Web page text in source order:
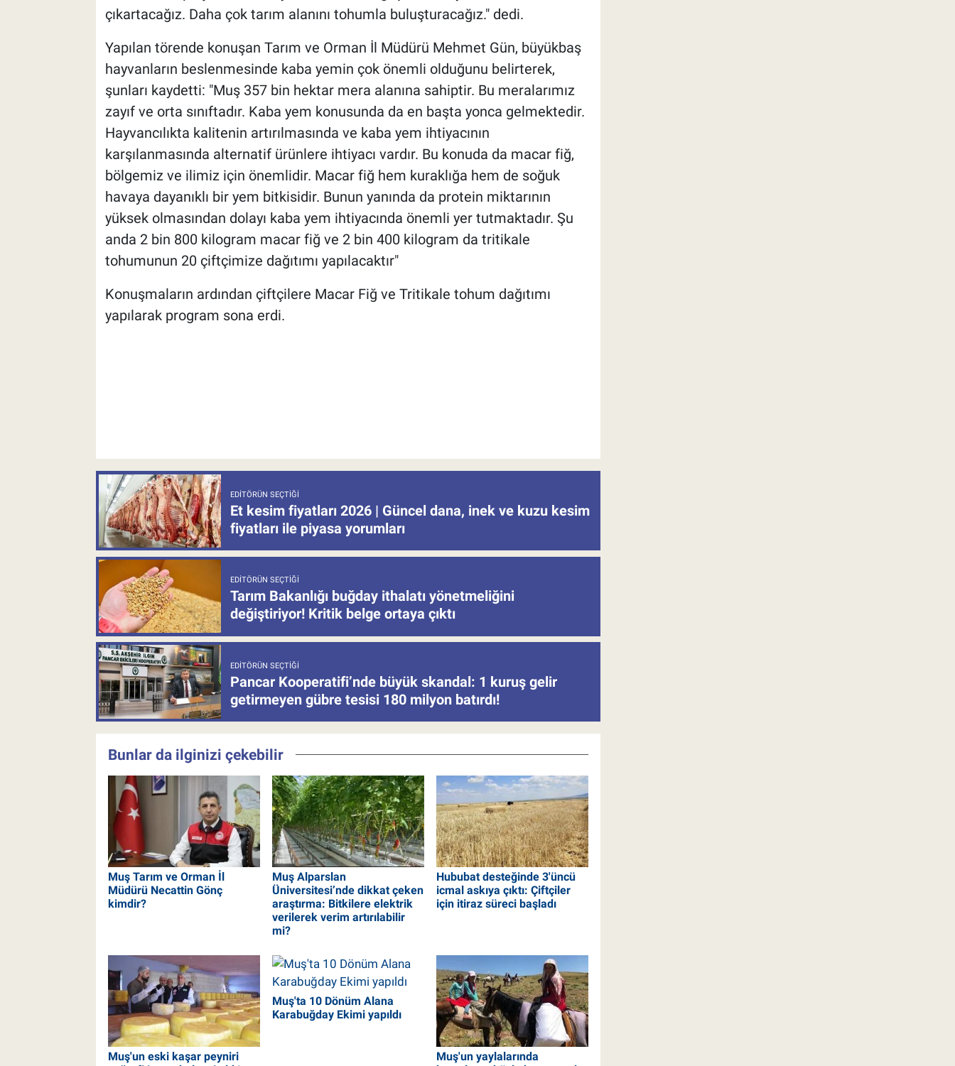
çıkartacağız. Daha çok tarım alanını tohumla buluşturacağız." dedi.
Yapılan törende konuşan Tarım ve Orman İl Müdürü Mehmet Gün, büyükbaş
hayvanların beslenmesinde kaba yemin çok önemli olduğunu belirterek,
şunları kaydetti: "Muş 357 bin hektar mera alanına sahiptir. Bu meralarımız
zayıf ve orta sınıftadır. Kaba yem konusunda da en başta yonca gelmektedir.
Hayvancılıkta kalitenin artırılmasında ve kaba yem ihtiyacının
karşılanmasında alternatif ürünlere ihtiyacı vardır. Bu konuda da macar fiğ,
bölgemiz ve ilimiz için önemlidir. Macar fiğ hem kuraklığa hem de soğuk
havaya dayanıklı bir yem bitkisidir. Bunun yanında da protein miktarının
yüksek olmasından dolayı kaba yem ihtiyacında önemli yer tutmaktadır. Şu
anda 2 bin 800 kilogram macar fiğ ve 2 bin 400 kilogram da tritikale
tohumunun 20 çiftçimize dağıtımı yapılacaktır"
Konuşmaların ardından çiftçilere Macar Fiğ ve Tritikale tohum dağıtımı
yapılarak program sona erdi.
EDITÖRÜN SEÇTIĞI
Et kesim fiyatları 2026 | Güncel dana, inek ve kuzu kesim
fiyatları ile piyasa yorumları
EDITÖRÜN SEÇTIĞI
Tarım Bakanlığı buğday ithalatı yönetmeliğini
değiştiriyor! Kritik belge ortaya çıktı
EDITÖRÜN SEÇTIĞI
Pancar Kooperatifi’nde büyük skandal: 1 kuruş gelir
getirmeyen gübre tesisi 180 milyon batırdı!
Bunlar da ilginizi çekebilir
Muş Tarım ve Orman İl
Müdürü Necattin Gönç
kimdir?
Muş Alparslan
Üniversitesi’nde dikkat çeken
araştırma: Bitkilere elektrik
verilerek verim artırılabilir
mi?
Hububat desteğinde 3'üncü
icmal askıya çıktı: Çiftçiler
için itiraz süreci başladı
Muş'un eski kaşar peyniri
Muş'ta 10 Dönüm Alana
Karabuğday Ekimi yapıldı
Muş'un yaylalarında